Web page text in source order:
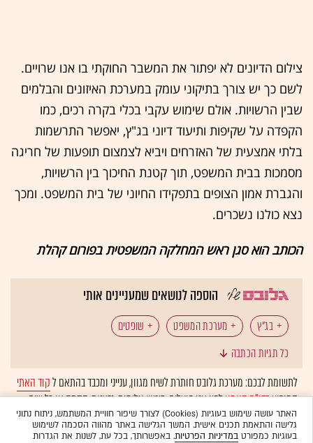
צילום הדיונים לא יפתור את המשבר החוקתי בו אנו שרויים.
לשם כך יש צורך בתיקוני עומק במערכת האיזונים והבלמים
שבין הרשויות. אולם שימוש עקבי בכלי בקרה רכים, כמו
הקפדה על שקיפות ותיעוד דיוני בג"ץ, יאפשר התרשמות
בלתי אמצעית של האזרחים ויביא לצמצום תופעות של חריגה
מסמכות בבית המשפט, תוך קטנת החיכוך בין הרשויות,
והגברת אמון הצופים בתפקידו החיוני של בית המשפט. ומכך
נצא כולנו נשכרים.
הכותב הוא סגן ראש המחלקה המשפטית בפורום קהלת
הוספה לנושאים שמעניינים אותי
בג"ץ מערכת המשפט
שופטים
כל תגיות הכתבה
לתשומת לבכם: מערכת גלובס חותרת לשיח מגוון, ענייני ומכבד בהתאם לקוד האתי
המופיעבדו"ח האמוןלפיו אנו פועלים. ביטויי אלימות, גזענות, הסתה או כל שיח
בלתי הולם אחר מסוננים בצורהאוטומטיתולא יפורסמו באתר.
האתר עושה שימוש בעוגיות (Cookies) לצורך שיפור חוויית המשתמש, ניתוח נתוני
גלישה והתאמת תכנים אישית. המשך הגלישה באתר מהווה הסכמה לשימוש
בעוגיות כמפורטבמדיניות הפרטיות. באפשרותך, בכל עת, לשנות את הגדרות